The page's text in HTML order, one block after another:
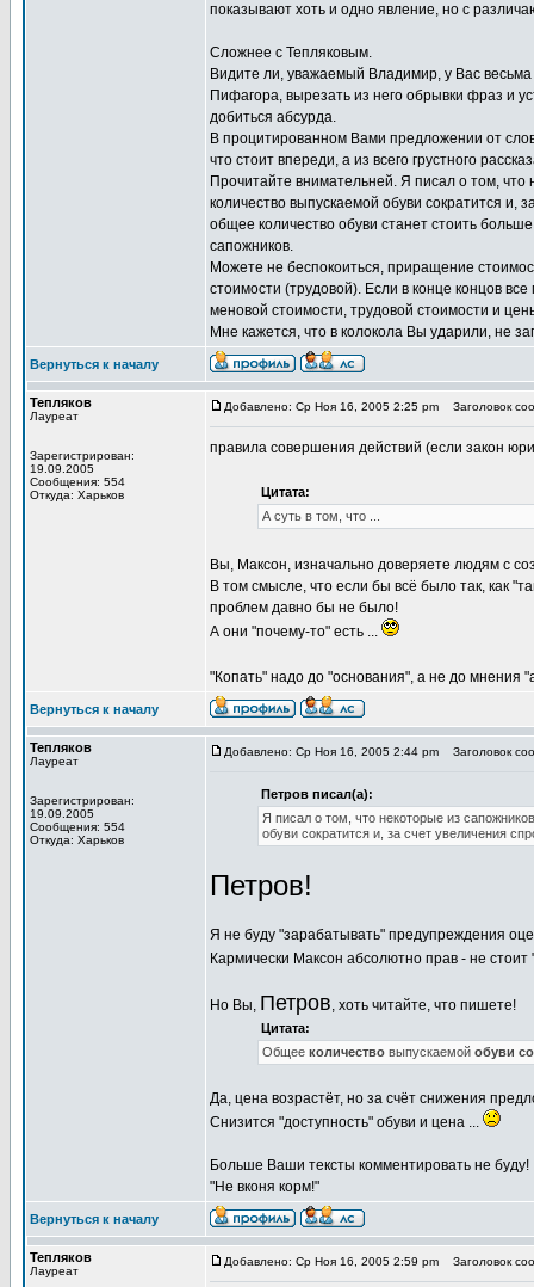
показывают хоть и одно явление, но с
Сложнее с Тепляковым.
Видите ли, уважаемый Владимир, у Вас
Пифагора, вырезать из него обрывки фраз и
добиться абсурда.
В процитированном Вами предложении от
что стоит впереди, а из всего грустного
Прочитайте внимательней. Я писал о том,
количество выпускаемой обуви сократится и,
общее количество обуви станет стоить
сапожников.
Можете не беспокоиться, приращение
стоимости (трудовой). Если в конце концов
меновой стоимости, трудовой стоимости и
Мне кажется, что в колокола Вы ударили, не
Вернуться к началу
Тепляков
Лауреат
Зарегистрирован:
19.09.2005
Сообщения: 554
Откуда: Харьков
Добавлено: Ср Ноя 16, 2005 2:25 pm Заголовок
правила совершения действий (если закон
Цитата:
А суть в том, что ...
Вы, Максон, изначально доверяете людям с
В том смысле, что если бы всё было так, как
проблем давно бы не было!
А они "почему-то" есть ...
"Копать" надо до "основания", а не до мнения
Вернуться к началу
Тепляков
Лауреат
Зарегистрирован:
19.09.2005
Сообщения: 554
Откуда: Харьков
Добавлено: Ср Ноя 16, 2005 2:44 pm Заголовок
Петров писал(а):
Я писал о том, что некоторые из
обуви сократится и, за счет увеличения
Петров!
Я не буду "зарабатывать" предупреждения
Кармически Максон абсолютно прав - не
Но Вы, Петров, хоть читайте, что пишете!
Цитата:
Общее количество выпускаемой обуви
Да, цена возрастёт, но за счёт снижения
Снизится "доступность" обуви и цена ...
Больше Ваши тексты комментировать не буду!
"Не вконя корм!"
Вернуться к началу
Тепляков
Лауреат
Добавлено: Ср Ноя 16, 2005 2:59 pm Заголовок